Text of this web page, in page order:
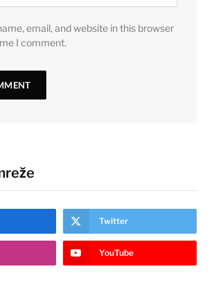
email, and website in this browser
I comment.
Twitter
YouTube